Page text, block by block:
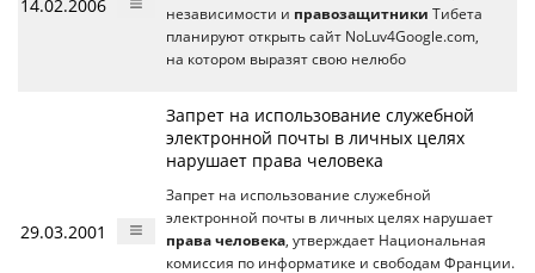
14.02.2006
независимости и правозащитники Тибета
планируют открыть сайт NoLuv4Google.com,
на котором выразят свою нелюбо
29.03.2001
Запрет на использование служебной
электронной почты в личных целях
нарушает права человека
Запрет на использование служебной
электронной почты в личных целях нарушает
права человека, утверждает Национальная
комиссия по информатике и свободам Франции.